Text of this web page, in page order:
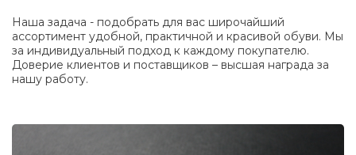
Наша задача - подобрать для вас широчайший
ассортимент удобной, практичной и красивой обуви. Мы
за индивидуальный подход к каждому покупателю.
Доверие клиентов и поставщиков – высшая награда за
нашу работу.